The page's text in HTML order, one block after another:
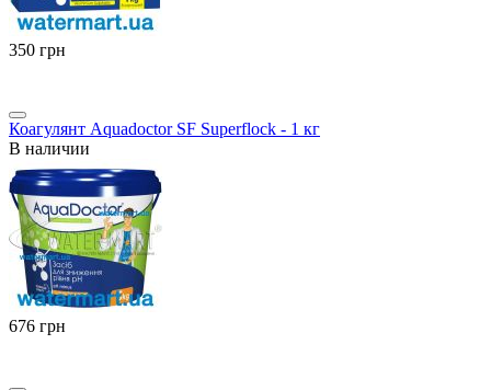
‍350‍ грн
Коагулянт Aquadoctor SF Superflock - 1 кг
В наличии
‍676‍ грн